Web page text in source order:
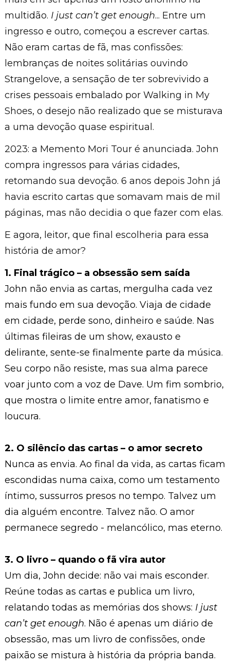
multidão. I just can’t get enough... Entre um
ingresso e outro, começou a escrever cartas.
Não eram cartas de fã, mas confissões:
lembranças de noites solitárias ouvindo
Strangelove, a sensação de ter sobrevivido a
crises pessoais embalado por Walking in My
Shoes, o desejo não realizado que se misturava
a uma devoção quase espiritual.
2023: a Memento Mori Tour é anunciada. John
compra ingressos para várias cidades,
retomando sua devoção. 6 anos depois John já
havia escrito cartas que somavam mais de mil
páginas, mas não decidia o que fazer com elas.
E agora, leitor, que final escolheria para essa
história de amor?
1. Final trágico – a obsessão sem saída
John não envia as cartas, mergulha cada vez
mais fundo em sua devoção. Viaja de cidade
em cidade, perde sono, dinheiro e saúde. Nas
últimas fileiras de um show, exausto e
delirante, sente-se finalmente parte da música.
Seu corpo não resiste, mas sua alma parece
voar junto com a voz de Dave. Um fim sombrio,
que mostra o limite entre amor, fanatismo e
loucura.
2. O silêncio das cartas – o amor secreto
Nunca as envia. Ao final da vida, as cartas ficam
escondidas numa caixa, como um testamento
íntimo, sussurros presos no tempo. Talvez um
dia alguém encontre. Talvez não. O amor
permanece segredo - melancólico, mas eterno.
3. O livro – quando o fã vira autor
Um dia, John decide: não vai mais esconder.
Reúne todas as cartas e publica um livro,
relatando todas as memórias dos shows: I just
can’t get enough. Não é apenas um diário de
obsessão, mas um livro de confissões, onde
paixão se mistura à história da própria banda.